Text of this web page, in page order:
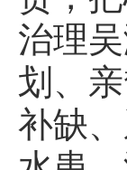
治理
划、
补缺